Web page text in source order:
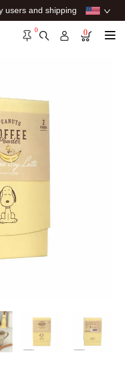
users and shipping
0 0